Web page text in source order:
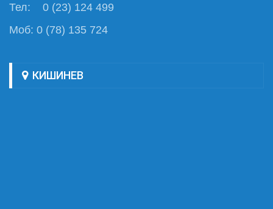
Тел: 0 (23) 124 499
Моб: 0 (78) 135 724
КИШИНЕВ